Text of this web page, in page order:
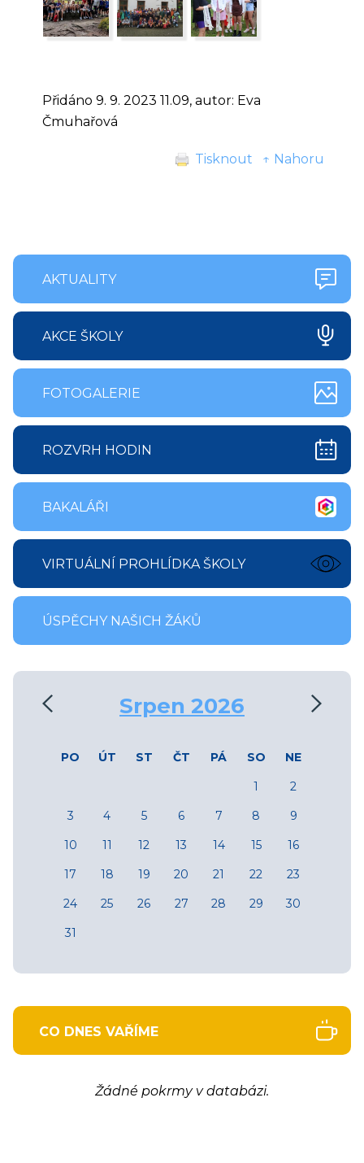
Přidáno 9. 9. 2023 11.09, autor: Eva
Čmuhařová
Tisknout ↑ Nahoru
AKTUALITY
AKCE ŠKOLY
FOTOGALERIE
ROZVRH HODIN
BAKALÁŘI
VIRTUÁLNÍ PROHLÍDKA ŠKOLY
ÚSPĚCHY NAŠICH ŽÁKŮ
Srpen 2026
PO ÚT ST ČT PÁ SO
NE
1
2
3
4 5 6 7 8
9
10
11 12 13 14 15
16
17
18 19 20 21 22
23
24
25 26 27 28 29
30
31
CO DNES VAŘÍME
Žádné pokrmy v databázi.